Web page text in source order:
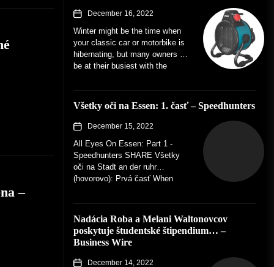
–
December 16, 2022
Winter might be the time when
your classic car or motorbike is
hibernating, but many owners will
be at their busiest with the
Všetky oči na Essen: 1. časť – Speedhunters
December 15, 2022
All Eyes On Essen: Part 1 -
Speedhunters SHARE Všetky
oči na Stadt an der ruhr
(hovorovo): Prvá časť When
2008,...
Nadácia Roba a Melani Waltonovcov
poskytuje študentské štipendium… –
Business Wire
December 14, 2022